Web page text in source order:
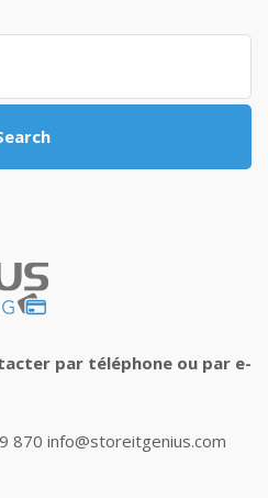
par téléphone ou par e-
870 info@storeitgenius.com